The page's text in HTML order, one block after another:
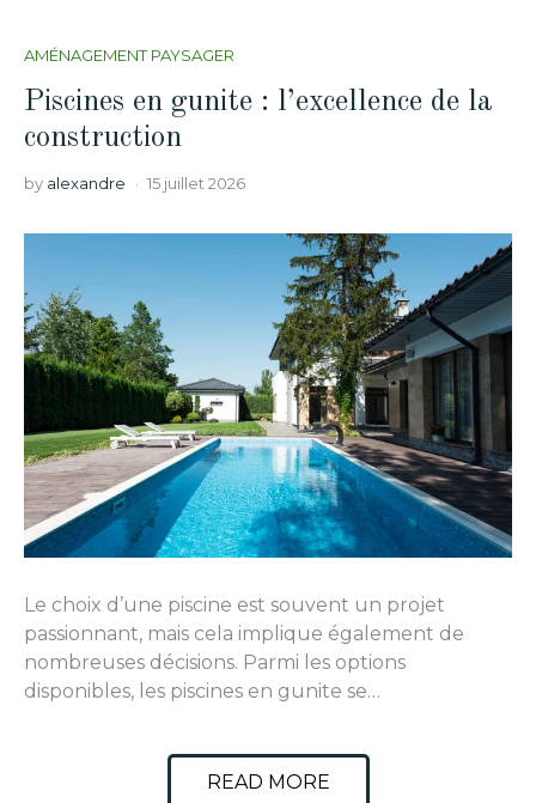
AMÉNAGEMENT PAYSAGER
Piscines en gunite : l’excellence de la
construction
by alexandre 15 juillet 2026
Le choix d’une piscine est souvent un projet
passionnant, mais cela implique également de
nombreuses décisions. Parmi les options
disponibles, les piscines en gunite se…
READ MORE